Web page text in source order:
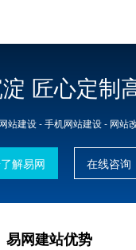
匠心定制
站建设 - 手机网站建设 - 网站
解易网 在线咨询
易网建站优势